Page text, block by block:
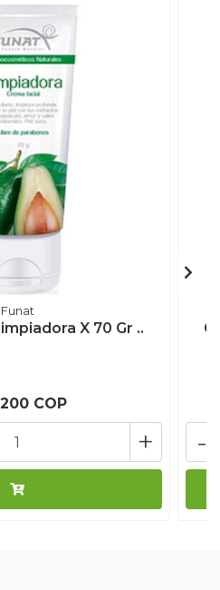
Funat
X 70 Gr ..
COP
+ -